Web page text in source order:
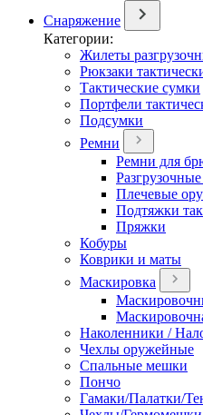
Снаряжение
Категории:
Жилеты
Рюкзаки
Тактические сумки
Портфели
Подсумки
Ремни
Ремни для
Плечевые
Подтяжки
Пряжки
Кобуры
Коврики и маты
Маскировка
Наколенники /
Чехлы оружейные
Спальные мешки
Пончо
Гамаки/Палатки/